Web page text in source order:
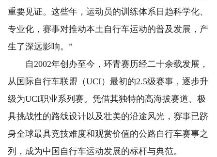
重要见证。这些年，运动员的训练体系日趋科学化、
专业化，赛事对推动本土自行车运动的普及发展，产
生了深远影响。”
自2002年创办至今，环青赛历经二十余载发展，
从国际自行车联盟（UCI）最初的2.5级赛事，逐步升
级为UCI职业系列赛。凭借其独特的高海拔赛道、极
具挑战性的路线设计以及壮美的沿途风光，赛事已跻
身全球最具竞技难度和观赏价值的公路自行车赛事之
列，成为中国自行车运动发展的标杆与典范。